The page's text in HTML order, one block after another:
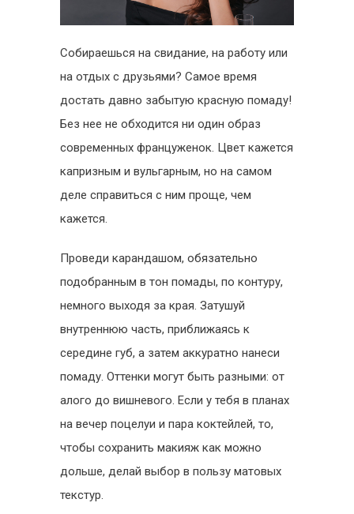
Собираешься на свидание, на работу или
на отдых с друзьями? Самое время
достать давно забытую красную помаду!
Без нее не обходится ни один образ
современных француженок. Цвет кажется
капризным и вульгарным, но на самом
деле справиться с ним проще, чем
кажется.
Проведи карандашом, обязательно
подобранным в тон помады, по контуру,
немного выходя за края. Затушуй
внутреннюю часть, приближаясь к
середине губ, а затем аккуратно нанеси
помаду. Оттенки могут быть разными: от
алого до вишневого. Если у тебя в планах
на вечер поцелуи и пара коктейлей, то,
чтобы сохранить макияж как можно
дольше, делай выбор в пользу матовых
текстур.